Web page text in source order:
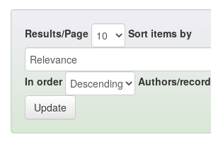
Results/Page Sort items by
In order Authors/record